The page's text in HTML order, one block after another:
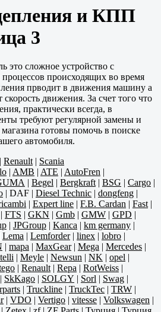
и КПП
3
это сложное устройство с
происходящих во время
прводит в движения машину а
движения. За счет того что
практически всегда, в
требуют регулярной замены и
готовы помочь в поиске
автомобиля.
| Renault | Scania
| AMB | ATE | AutoFren |
| Begel | Bergkraft | BSG | Cargo |
| DAF | Diesel Technic | dongfeng |
| Expert line | F.B. Cardan | Fast |
| FTS | GKN | Gmb | GMW | GPD |
| JPGroup | Kanca | km germany |
Lema | Lemforder| linex | lobro |
| mapa | MaxGear| Mega | Mercedes |
| Meyle | Newsun | NK | opel |
| Renault | Repa | RotWeiss |
| SkKago | SOLGY | Sorl | Swag |
| Truckline | TruckTec | TRW |
| VDO | Vertigo | vitesse | Volkswagen |